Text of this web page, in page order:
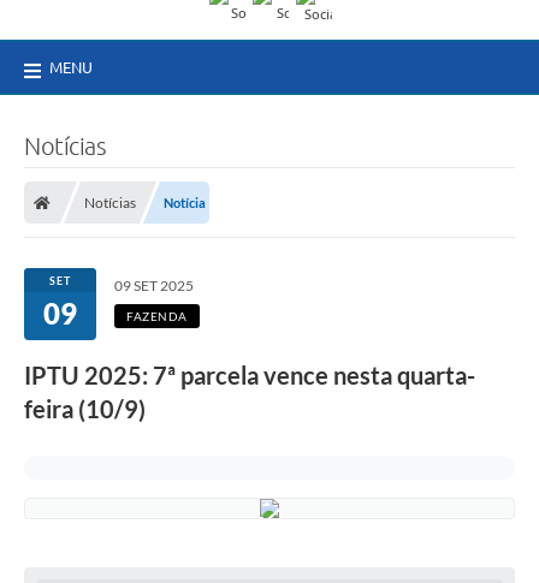
MENU
Notícias
Notícias Notícia
SET
09
09 SET 2025
FAZENDA
IPTU 2025: 7ª parcela vence nesta quarta-
feira (10/9)